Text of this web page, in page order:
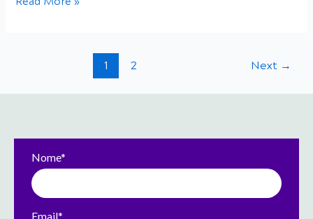
1 2 Next →
Nome*
Email*